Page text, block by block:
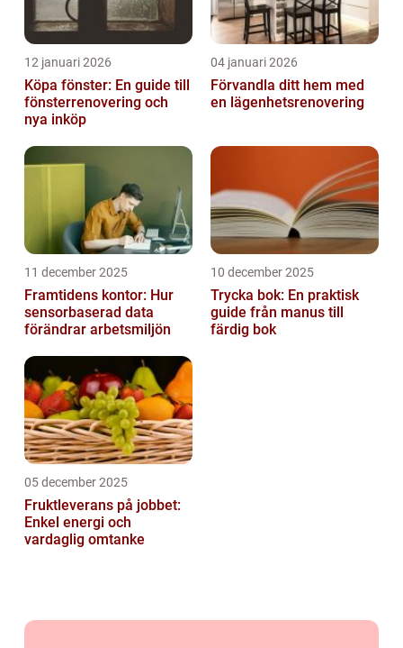
12 januari 2026
Köpa fönster: En guide till
fönsterrenovering och
nya inköp
04 januari 2026
Förvandla ditt hem med
en lägenhetsrenovering
11 december 2025
Framtidens kontor: Hur
sensorbaserad data
förändrar arbetsmiljön
10 december 2025
Trycka bok: En praktisk
guide från manus till
färdig bok
05 december 2025
Fruktleverans på jobbet:
Enkel energi och
vardaglig omtanke